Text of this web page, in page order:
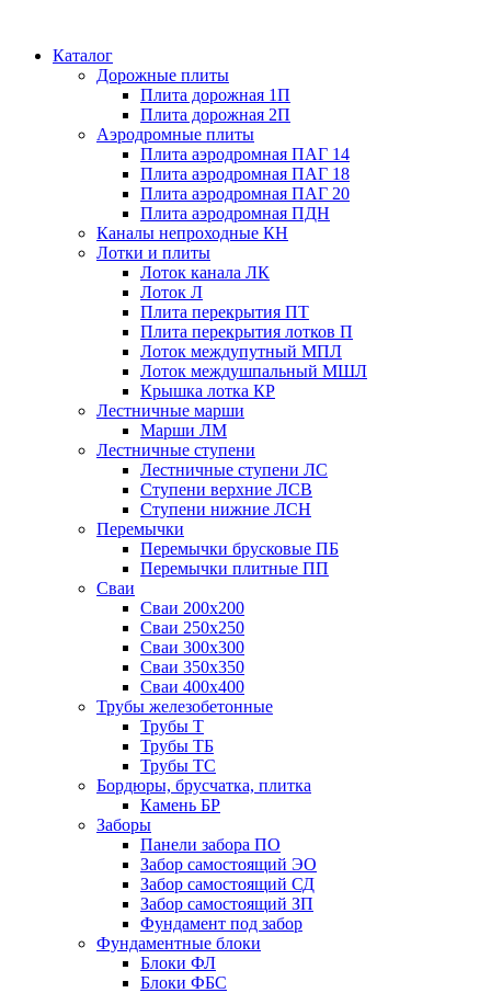
Каталог
Дорожные плиты
Плита дорожная 1П
Плита дорожная 2П
Аэродромные плиты
Плита аэродромная ПАГ 14
Плита аэродромная ПАГ 18
Плита аэродромная ПАГ 20
Плита аэродромная ПДН
Каналы непроходные КН
Лотки и плиты
Лоток канала ЛК
Лоток Л
Плита перекрытия ПТ
Плита перекрытия лотков П
Лоток междупутный МПЛ
Лоток междушпальный МШЛ
Крышка лотка КР
Лестничные марши
Марши ЛМ
Лестничные ступени
Лестничные ступени ЛС
Ступени верхние ЛСВ
Ступени нижние ЛСН
Перемычки
Перемычки брусковые ПБ
Перемычки плитные ПП
Сваи
Сваи 200х200
Сваи 250х250
Сваи 300х300
Сваи 350х350
Сваи 400х400
Трубы железобетонные
Трубы Т
Трубы ТБ
Трубы ТС
Бордюры, брусчатка, плитка
Камень БР
Заборы
Панели забора ПО
Забор самостоящий ЭО
Забор самостоящий СД
Забор самостоящий ЗП
Фyндамент под забор
Фундаментные блоки
Блоки ФЛ
Блоки ФБС